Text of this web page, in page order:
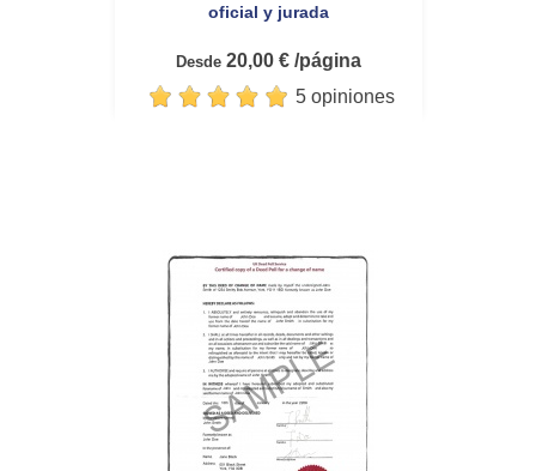
oficial y jurada
Desde20,00 € /página
5 opiniones